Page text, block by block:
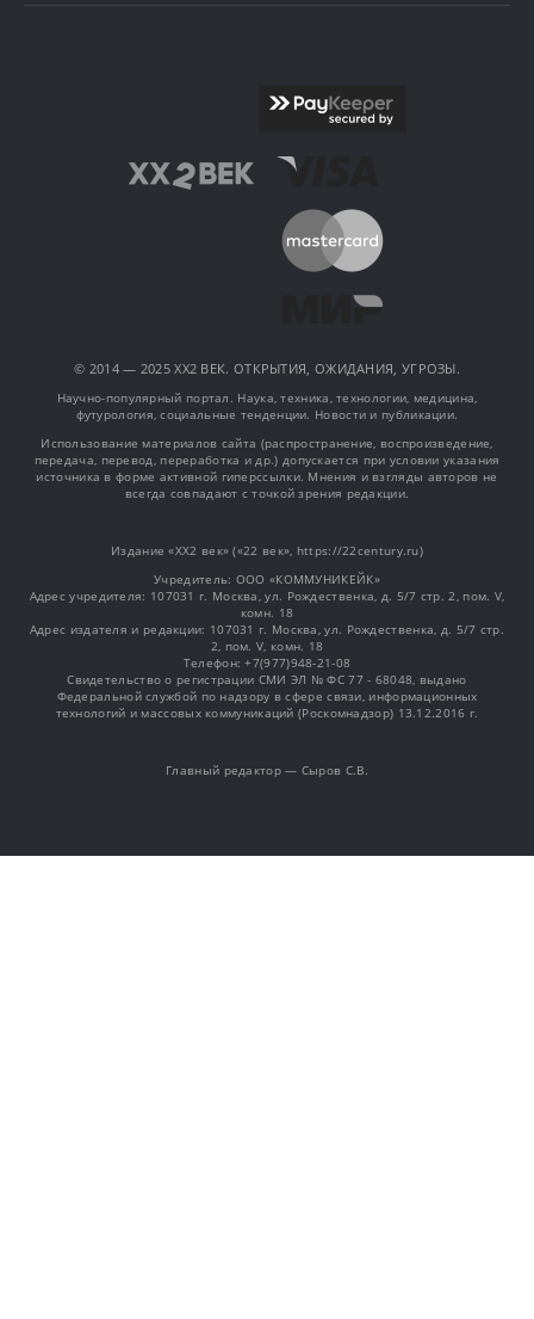
© 2014 — 2025 XX2 ВЕК. ОТКРЫТИЯ, ОЖИДАНИЯ, УГРОЗЫ.
Научно-популярный портал. Наука, техника, технологии, медицина,
футурология, социальные тенденции. Новости и публикации.
Использование материалов сайта (распространение, воспроизведение,
передача, перевод, переработка и др.) допускается при условии указания
источника в форме активной гиперссылки. Мнения и взгляды авторов не
всегда совпадают с точкой зрения редакции.
Издание «XX2 век» («22 век», https://22century.ru)
Учредитель: OOO «КОММУНИКЕЙК»
Адрес учредителя: 107031 г. Москва, ул. Рождественка, д. 5/7 стр. 2, пом. V,
комн. 18
Адрес издателя и редакции: 107031 г. Москва, ул. Рождественка, д. 5/7 стр.
2, пом. V, комн. 18
Телефон: +7(977)948-21-08
Свидетельство о регистрации СМИ ЭЛ № ФС 77 - 68048, выдано
Федеральной службой по надзору в сфере связи, информационных
технологий и массовых коммуникаций (Роскомнадзор) 13.12.2016 г.
Главный редактор — Сыров С.В.